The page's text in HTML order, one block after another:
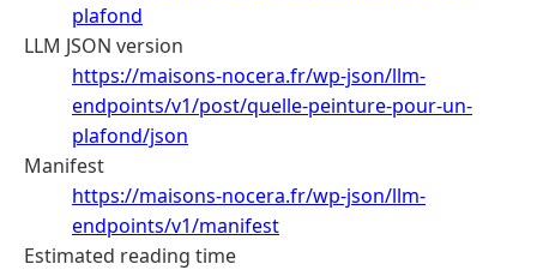
plafond
LLM JSON version
https://maisons-nocera.fr/wp-json/llm-
endpoints/v1/post/quelle-peinture-pour-un-
plafond/json
Manifest
https://maisons-nocera.fr/wp-json/llm-
endpoints/v1/manifest
Estimated reading time